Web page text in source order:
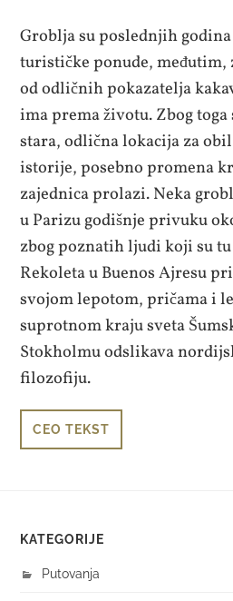
Groblja su poslednjih
turističke ponude, međutim,
od odličnih pokazatelja
ima prema životu. Zbog
stara, odlična lokacija za
istorije, posebno promena
zajednica prolazi. Neka
u Parizu godišnje privuku
zbog poznatih ljudi koji su
Rekoleta u Buenos Ajresu
svojom lepotom, pričama i
suprotnom kraju sveta
Stokholmu odslikava
filozofiju.
CEO TEKST
KATEGORIJE
Putovanja